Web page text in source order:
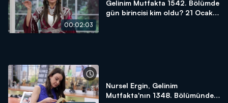
00:02:03
Gelinim Mutfakta 1542. Bölümde
gün birincisi kim oldu? 21 Ocak
Nursel Ergin, Gelinim
Mutfakta'nın 1348. Bölümünde